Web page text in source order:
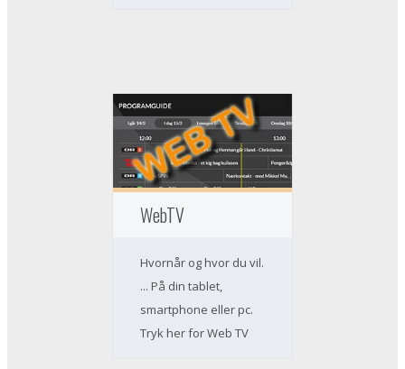
WebTV
Hvornår og hvor du vil.
... På din tablet,
smartphone eller pc.
Tryk her for Web TV